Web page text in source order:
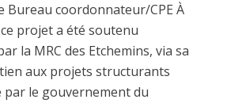
Bureau coordonnateur/CPE À
projet a été soutenu
la MRC des Etchemins, via sa
aux projets structurants
par le gouvernement du